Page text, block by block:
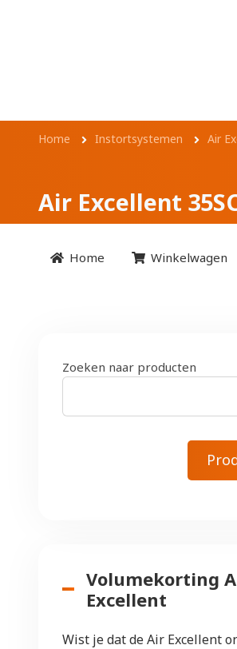
Home Instortsystemen Air
Air Excellent
Home Winkelwagen
Zoeken naar producten
Volumekorting
Excellent
Wist je dat de Air Excellent